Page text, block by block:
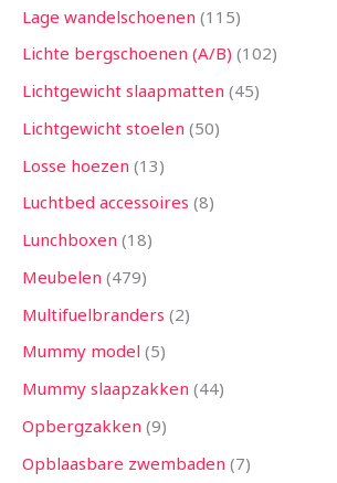
Lage wandelschoenen 115
Lichte bergschoenen (A/B) 102
Lichtgewicht slaapmatten 45
Lichtgewicht stoelen 50
Losse hoezen 13
Luchtbed accessoires 8
Lunchboxen 18
Meubelen 479
Multifuelbranders 2
Mummy model 5
Mummy slaapzakken 44
Opbergzakken 9
Opblaasbare zwembaden 7